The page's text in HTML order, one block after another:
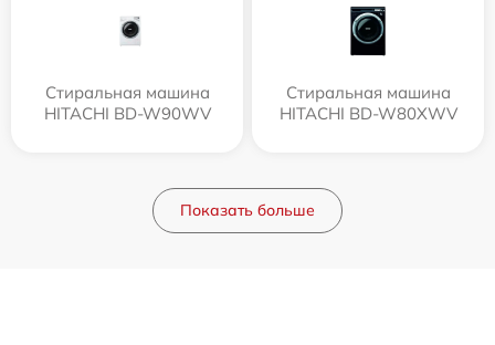
Стиральная машина
HITACHI BD-W90WV
Стиральная машина
HITACHI BD-W80XWV
Показать больше